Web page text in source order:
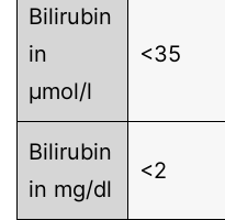
Bilirubin
in
µmol/l
<35
Bilirubin
in mg/dl
<2